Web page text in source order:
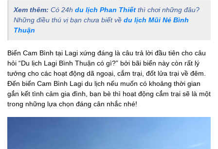
Xem thêm: Có 24h du lịch Phan Thiết thì chơi những đâu?
Những điều thú vị bạn chưa biết về du lịch Mũi Né Bình
Thuận
Biển Cam Bình tại Lagi xứng đáng là câu trả lời đầu tiên cho câu
hỏi “Du lịch Lagi Bình Thuận có gì?” bởi bãi biển này còn rất lý
tưởng cho các hoạt động dã ngoại, cắm trại, đốt lửa trại về đêm.
Đến biển Cam Bình Lagi du lịch nếu muốn có khoảng thời gian
gắn kết tình cảm gia đình, bạn bè thì hoạt động cắm trại sẽ là một
trong những lựa chọn đáng cân nhắc nhé!